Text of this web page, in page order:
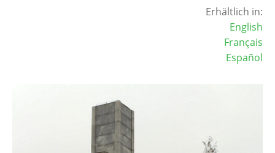
Erhältlich in:
English
Français
Español